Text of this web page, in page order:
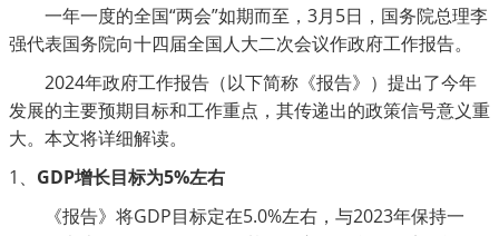
一年一度的全国“两会”如期而至，3月5日，国务院总理李
强代表国务院向十四届全国人大二次会议作政府工作报告。
2024年政府工作报告（以下简称《报告》）提出了今年
发展的主要预期目标和工作重点，其传递出的政策信号意义重
大。本文将详细解读。
1、 GDP增长目标为5%左右
《报告》将GDP目标定在5.0%左右，与2023年保持一